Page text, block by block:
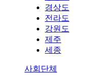
경상도
전라도
강원도
제주
세종
사회단체